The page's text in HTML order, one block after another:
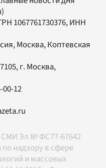
1067761730376, ИНН
Москва, Коптевская
, г. Москва,
00-12
СМИ Эл № ФС77-67642
надзору в сфере
и массовых